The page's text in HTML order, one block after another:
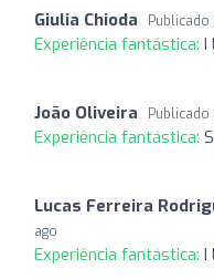
Giulia Chioda Publicado
Experiência fantástica: I
João Oliveira Publicado
Experiência fantástica:
Lucas Ferreira
ago
Experiência fantástica: I